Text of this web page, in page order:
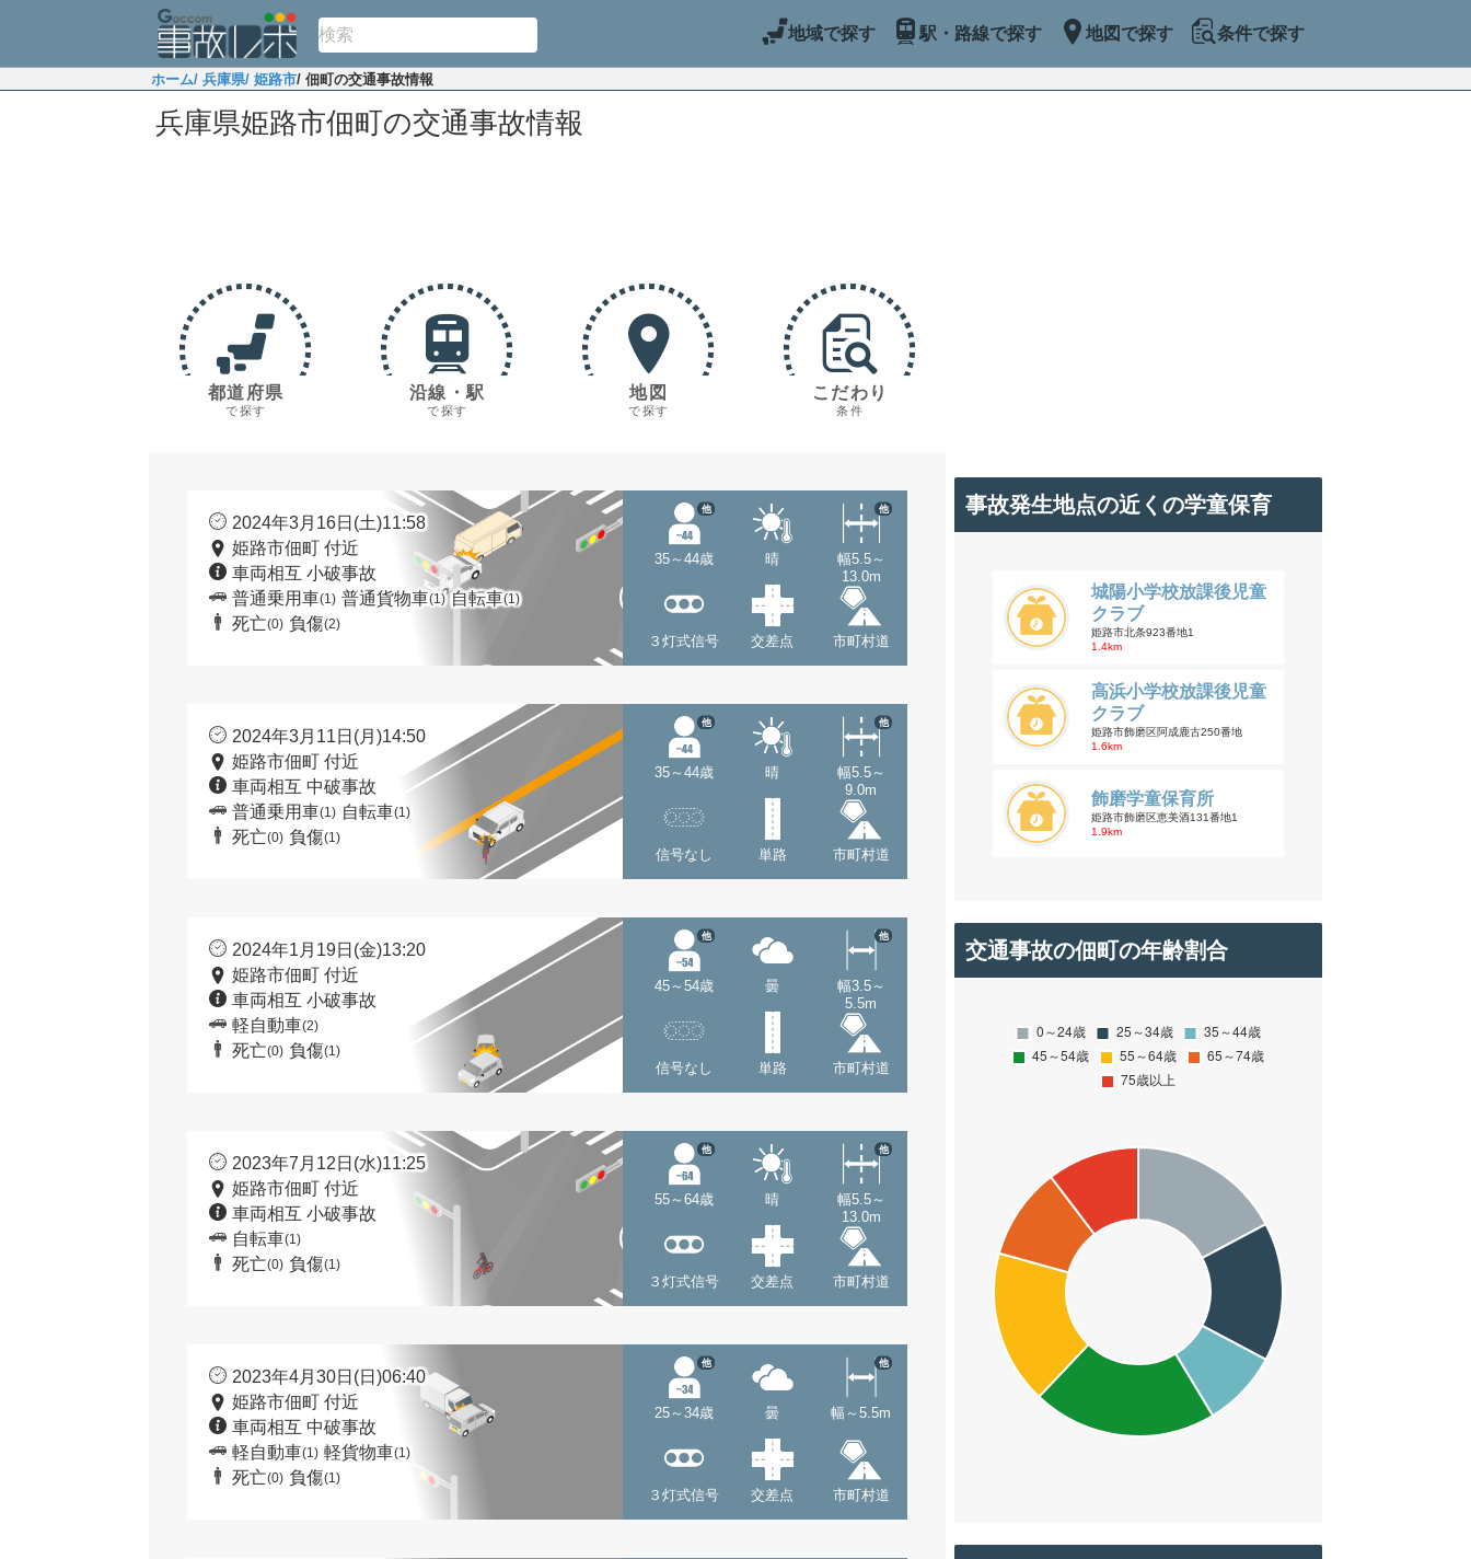
地域で探す 駅・路線で探す 地図で探す 条件で探す
ホーム/ 兵庫県/ 姫路市/ 佃町の交通事故情報
兵庫県姫路市佃町の交通事故情報
都道府県
で探す
沿線・駅
で探す
地図
で探す
こだわり
条件
2024年3月16日(土)11:58
姫路市佃町 付近
車両相互 小破事故
普通乗用車(1) 普通貨物車(1) 自転車(1)
死亡(0) 負傷(2)
35～44歳
他
晴
幅5.5～
13.0m
他
３灯式信号 交差点 市町村道
2024年3月11日(月)14:50
姫路市佃町 付近
車両相互 中破事故
普通乗用車(1) 自転車(1)
死亡(0) 負傷(1)
35～44歳
他
晴
幅5.5～
9.0m
他
信号なし 単路 市町村道
2024年1月19日(金)13:20
姫路市佃町 付近
車両相互 小破事故
軽自動車(2)
死亡(0) 負傷(1)
45～54歳
他
曇
幅3.5～
5.5m
他
信号なし 単路 市町村道
2023年7月12日(水)11:25
姫路市佃町 付近
車両相互 小破事故
自転車(1)
死亡(0) 負傷(1)
55～64歳
他
晴
幅5.5～
13.0m
他
３灯式信号 交差点 市町村道
2023年4月30日(日)06:40
姫路市佃町 付近
車両相互 中破事故
軽自動車(1) 軽貨物車(1)
死亡(0) 負傷(1)
25～34歳
他
曇 幅～5.5m
他
３灯式信号 交差点 市町村道
事故発生地点の近くの学童保育
城陽小学校放課後児童
クラブ
姫路市北条923番地1
1.4km
高浜小学校放課後児童
クラブ
姫路市飾磨区阿成鹿古250番地
1.6km
飾磨学童保育所
姫路市飾磨区恵美酒131番地1
1.9km
交通事故の佃町の年齢割合